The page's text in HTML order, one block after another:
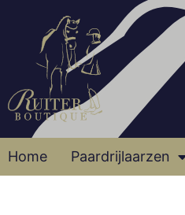
Home Paardrijlaarzen